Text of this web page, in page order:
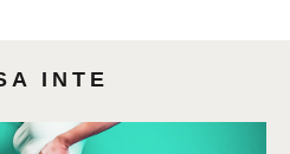
INTE